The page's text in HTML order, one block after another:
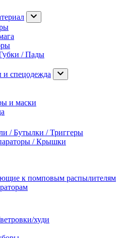
/ Пады
и спецодежда
и маски
/ Бутылки / Триггеры
/ Крышки
к помповым распылителям
худи